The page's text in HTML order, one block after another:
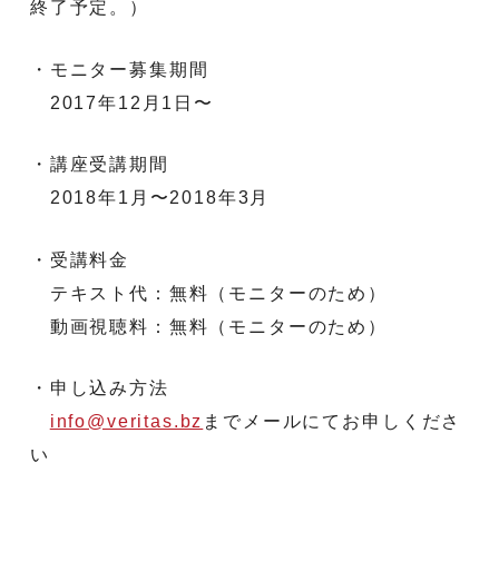
終了予定。）
・モニター募集期間
2017年12月1日〜
・講座受講期間
2018年1月〜2018年3月
・受講料金
テキスト代：無料（モニターのため）
動画視聴料：無料（モニターのため）
・申し込み方法
info@veritas.bz までメールにてお申しくださ
い